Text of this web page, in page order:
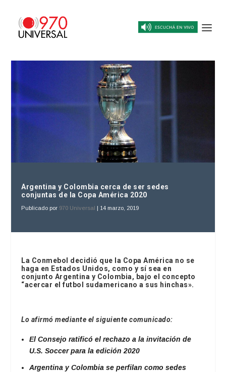
Argentina y Colombia cerca de ser sedes
conjuntas de la Copa América 2020
Publicado por 970 Universal | 14 marzo, 2019
La Conmebol decidió que la Copa América no se
haga en Estados Unidos, como y sí sea en
conjunto Argentina y Colombia, bajo el concepto
“acercar el futbol sudamericano a sus hinchas».
Lo afirmó mediante el siguiente comunicado:
El Consejo ratificó el rechazo a la invitación de
U.S. Soccer para la edición 2020
Argentina y Colombia se perfilan como sedes